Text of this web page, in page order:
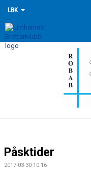
LBK
HEM
TRÄNINGSKALENDER
Påsktider
2017-03-30 10:16